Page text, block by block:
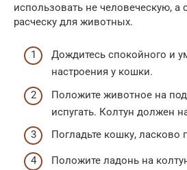
использовать не человеческую, а
расческу для животных.
Дождитесь спокойного и
настроения у кошки.
Положите животное на
испугать. Колтун должен
Погладьте кошку, ласково
Положите ладонь на